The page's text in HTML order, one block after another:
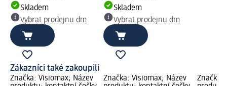
Skladem
Vybrat prodejnu dm
Skladem
Vybrat prodejnu dm
Zákazníci také zakoupili
Značka: Visiomax; Název
Značka: Visiomax; Název
Značka: